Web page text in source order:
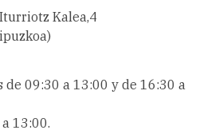
Kalea,4
de 09:30 a 13:00 y de 16:30 a
13:00.